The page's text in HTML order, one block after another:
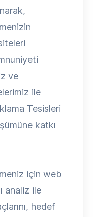
ve
ile
Tesisleri
katkı
için web
analiz ile
hedef